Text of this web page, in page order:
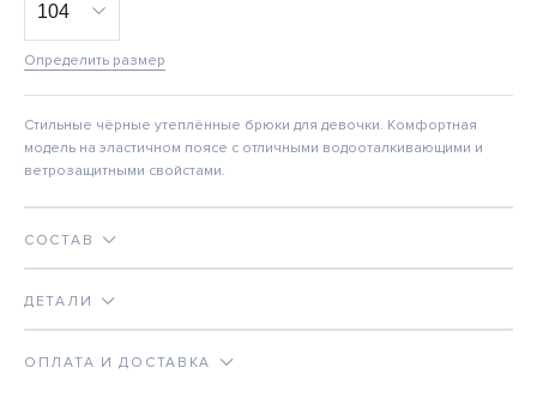
Определить размер
Стильные чёрные утеплённые брюки для девочки. Комфортная
модель на эластичном поясе с отличными водооталкивающими и
ветрозащитными свойстами.
СОСТАВ
ДЕТАЛИ
ОПЛАТА И ДОСТАВКА